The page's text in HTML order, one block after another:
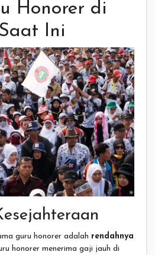
Honorer di
Ini
guru honorer adalah rendahnya
honorer menerima gaji jauh di